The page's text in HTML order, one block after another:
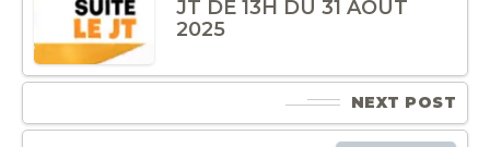
JT DE 13H DU 31 AOUT
2025
NEXT POST